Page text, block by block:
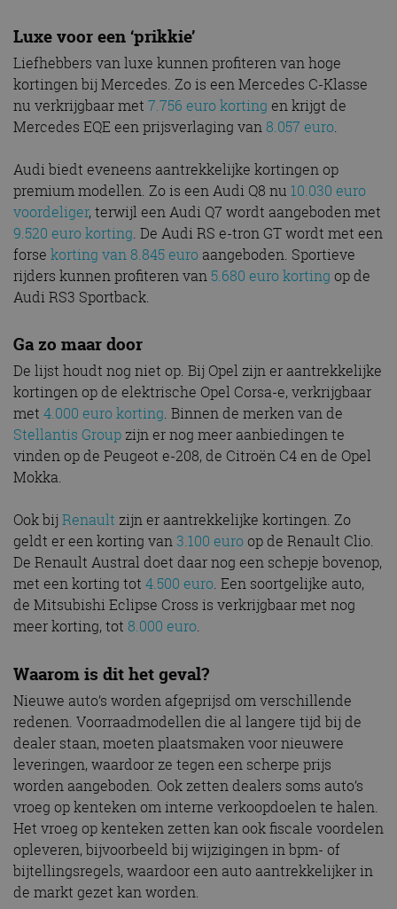
Luxe voor een ‘prikkie’
Liefhebbers van luxe kunnen profiteren van hoge
kortingen bij Mercedes. Zo is een Mercedes C-Klasse
nu verkrijgbaar met 7.756 euro korting en krijgt de
Mercedes EQE een prijsverlaging van8.057 euro.
Audi biedt eveneens aantrekkelijke kortingen op
premium modellen. Zo is een Audi Q8 nu 10.030 euro
voordeliger, terwijl een Audi Q7 wordt aangeboden met
9.520 euro korting. De Audi RS e-tron GT wordt met een
forse korting van 8.845 euro aangeboden. Sportieve
rijders kunnen profiteren van 5.680 euro korting op de
Audi RS3 Sportback.
Ga zo maar door
De lijst houdt nog niet op. Bij Opel zijn er aantrekkelijke
kortingen op de elektrische Opel Corsa-e, verkrijgbaar
met 4.000 euro korting. Binnen de merken van de
Stellantis Group zijn er nog meer aanbiedingen te
vinden op de Peugeot e-208, de Citroën C4 en de Opel
Mokka.
Ook bij Renault zijn er aantrekkelijke kortingen. Zo
geldt er een korting van3.100 euroop de Renault Clio.
De Renault Austral doet daar nog een schepje bovenop,
met een korting tot 4.500 euro. Een soortgelijke auto,
de Mitsubishi Eclipse Cross is verkrijgbaar met nog
meer korting, tot 8.000 euro.
Waarom is dit het geval?
Nieuwe auto’s worden afgeprijsd om verschillende
redenen. Voorraadmodellen die al langere tijd bij de
dealer staan, moeten plaatsmaken voor nieuwere
leveringen, waardoor ze tegen een scherpe prijs
worden aangeboden. Ook zetten dealers soms auto’s
vroeg op kenteken om interne verkoopdoelen te halen.
Het vroeg op kenteken zetten kan ook fiscale voordelen
opleveren, bijvoorbeeld bij wijzigingen in bpm- of
bijtellingsregels, waardoor een auto aantrekkelijker in
de markt gezet kan worden.